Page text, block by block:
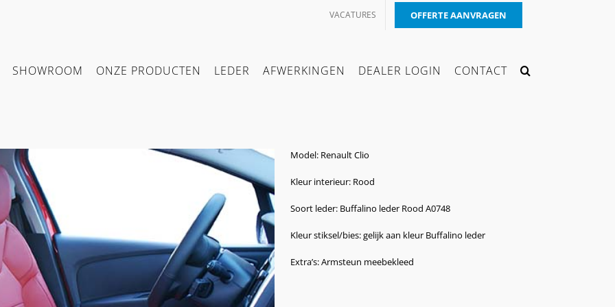
VACATURES OFFERTE AANVRAGEN
SHOWROOM ONZE PRODUCTEN LEDER AFWERKINGEN DEALER LOGIN CONTACT
Model: Renault Clio
Kleur interieur: Rood
Soort leder: Buffalino leder Rood A0748
Kleur stiksel/bies: gelijk aan kleur Buffalino leder
Extra’s: Armsteun meebekleed